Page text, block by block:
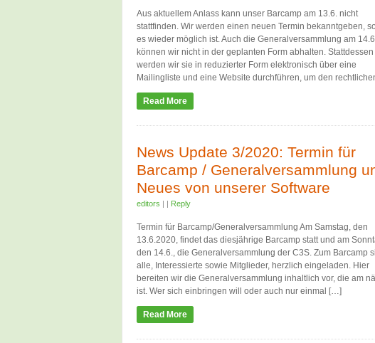
Aus aktuellem Anlass kann unser Barcamp am 13.6. nicht
stattfinden. Wir werden einen neuen Termin bekanntgeben,
es wieder möglich ist. Auch die Generalversammlung am
können wir nicht in der geplanten Form abhalten. Stattdessen
werden wir sie in reduzierter Form elektronisch über eine
Mailingliste und eine Website durchführen, um den
Read More
News Update 3/2020: Termin für
Barcamp / Generalversammlung
Neues von unserer Software
editors | | Reply
Termin für Barcamp/Generalversammlung Am Samstag, den
13.6.2020, findet das diesjährige Barcamp statt und am
den 14.6., die Generalversammlung der C3S. Zum Barcamp
alle, Interessierte sowie Mitglieder, herzlich eingeladen. Hier
bereiten wir die Generalversammlung inhaltlich vor, die am
ist. Wer sich einbringen will oder auch nur einmal […]
Read More